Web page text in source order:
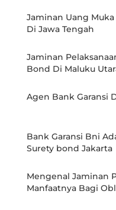
Jaminan Uang
Di Jawa Tengah
Jaminan
Bond Di Maluku
Agen Bank Garansi
Bank Garansi Bni
Surety bond Jakarta
Mengenal Jaminan
Manfaatnya Bagi